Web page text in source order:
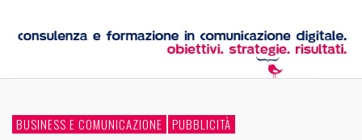
BUSINESS E COMUNICAZIONE PUBBLICITÀ